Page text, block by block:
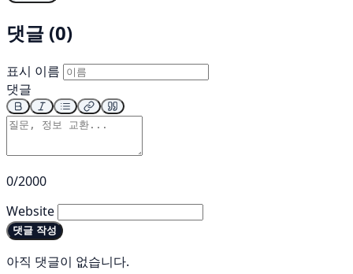
댓글 (0)
표시 이름
댓글
0/2000
Website
댓글 작성
아직 댓글이 없습니다.